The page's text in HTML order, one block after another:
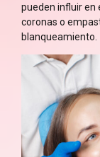
pueden influir en
coronas o
blanqueamiento.